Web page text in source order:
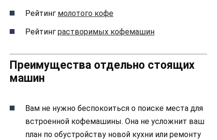
Рейтинг молотого кофе
Рейтинг растворимых кофемашин
Преимущества отдельно стоящих
машин
Вам не нужно беспокоиться о поиске места для
встроенной кофемашины. Она не усложнит ваш
план по обустройству новой кухни или ремонту